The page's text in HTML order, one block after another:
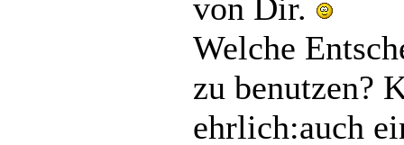
von Dir.
Welche
zu benutzen?
ehrlich:auch